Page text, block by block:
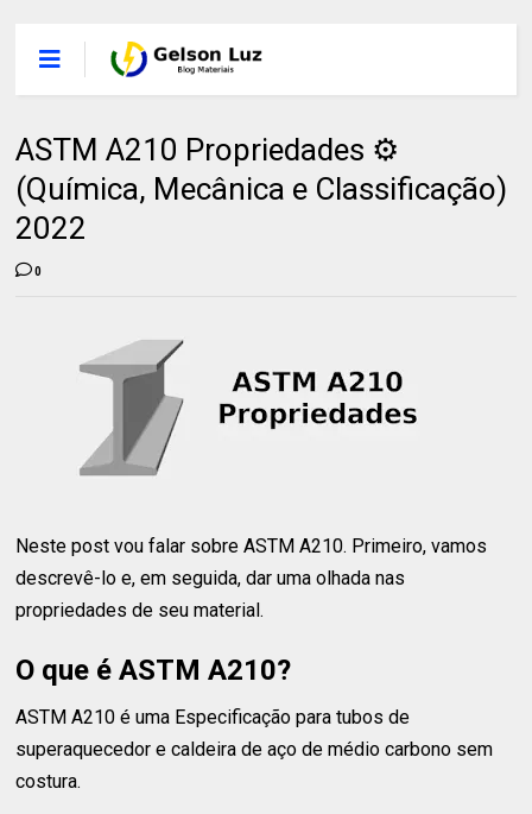
ASTM A210 Propriedades ⚙️
(Química, Mecânica e Classificação)
2022
0
Neste post vou falar sobre ASTM A210. Primeiro, vamos
descrevê-lo e, em seguida, dar uma olhada nas
propriedades de seu material.
O que é ASTM A210?
ASTM A210 é uma Especificação para tubos de
superaquecedor e caldeira de aço de médio carbono sem
costura.